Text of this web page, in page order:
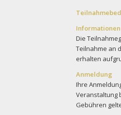
Informationen
Die
Teilnahme an
erhalten
Anmeldung
Ihre
Veranstaltung
Gebühren